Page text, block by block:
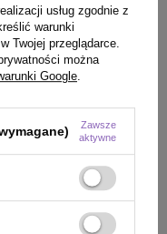
96.9pktpunktów
Najniższa cena
wprowadzeniem
Cena katalogowa:
usług zgodnie z
warunki
Twojej przeglądarce.
można
Google.
Zawsze
aktywne